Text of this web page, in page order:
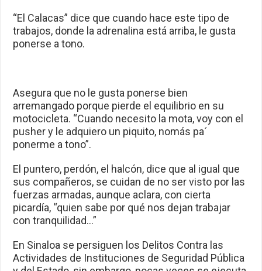
“El Calacas” dice que cuando hace este tipo de
trabajos, donde la adrenalina está arriba, le gusta
ponerse a tono.
Asegura que no le gusta ponerse bien
arremangado porque pierde el equilibrio en su
motocicleta. “Cuando necesito la mota, voy con el
pusher y le adquiero un piquito, nomás pa´
ponerme a tono”.
El puntero, perdón, el halcón, dice que al igual que
sus compañeros, se cuidan de no ser visto por las
fuerzas armadas, aunque aclara, con cierta
picardía, “quien sabe por qué nos dejan trabajar
con tranquilidad…”
En Sinaloa se persiguen los Delitos Contra las
Actividades de Instituciones de Seguridad Pública